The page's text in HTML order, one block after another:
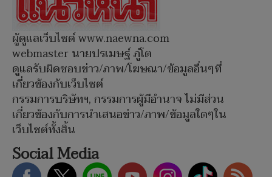
ผู้ดูแลเว็บไซต์ www.naewna.com
webmaster นายปรเมษฐ์ ภู่โต
ดูแลรับผิดชอบข่าว/ภาพ/โฆษณา/ข้อมูลอื่นๆที่
เกี่ยวข้องกับเว็บไซต์
กรรมการบริษัทฯ, กรรมการผู้มีอำนาจ ไม่มีส่วน
เกี่ยวข้องกับการนำเสนอข่าว/ภาพ/ข้อมูลใดๆใน
เว็บไซต์ทั้งสิ้น
Social Media